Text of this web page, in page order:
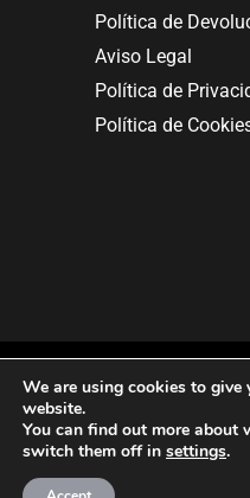
Política de
Aviso Legal
Política de
Política de
Copyright ©
We are using cookies to give
website.
You can find out more about
switch them off in settings.